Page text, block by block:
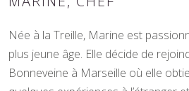
Née à la Treille, Marine est
plus jeune âge. Elle décide de
Bonneveine à Marseille où elle